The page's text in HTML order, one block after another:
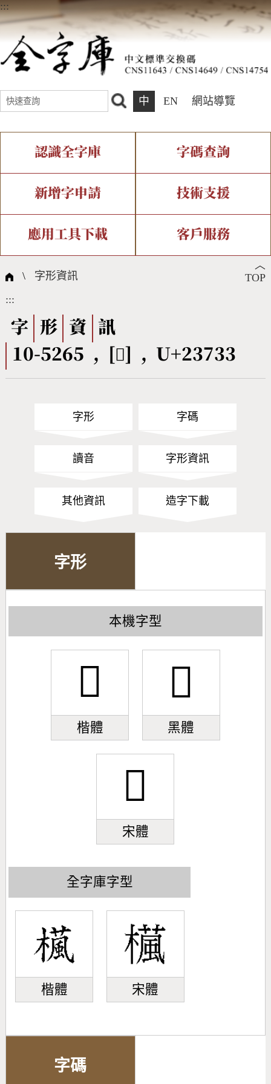
:::
中 EN 網站導覽
認識全字庫
全字庫介紹 全字庫現況
中文碼介紹 專有名詞介紹
國際字碼相關組織
字碼查詢
IDS查詢 部件查詢
複合查詢 注音查詢
筆畫查詢
筆順序查詢
CNS查詢 Unicode查詢
新增字申請
新字申請處理流程
技術支援
字形即時顯示 造字解決方案
全字庫授權 轉碼Web Service
應用工具下載
個人電腦造字處理工具
字形下載
客戶服務
問題集
熱門查詢統計
︿
TOP
\ 字形資訊
:::
字 形 資
訊
10-5265 , [𣜳] , U+23733
字形 字碼
讀音 字形資訊
其他資訊 造字下載
字形
本機字型
𣜳
楷體
𣜳
黑體
𣜳
宋體
全字庫字型
楷體 宋體
字碼